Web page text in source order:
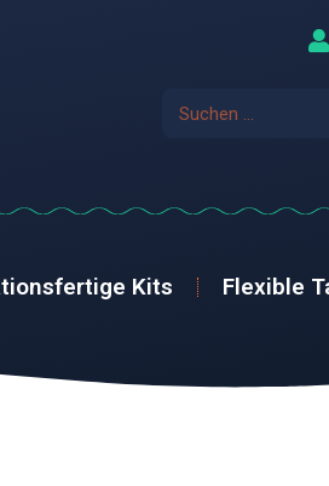
Kits Flexible